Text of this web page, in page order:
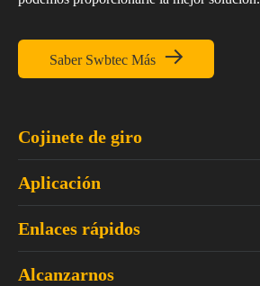
Saber Swbtec Más 
Cojinete de giro
Aplicación
Enlaces rápidos
Alcanzarnos